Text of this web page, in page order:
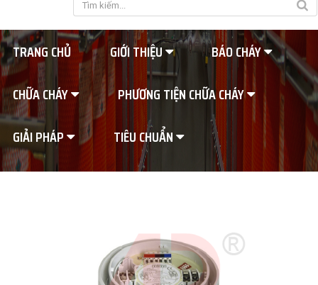
TRANG CHỦ GIỚI THIỆU
BÁO CHÁY
CHỮA CHÁY
PHƯƠNG TIỆN CHỮA CHÁY
GIẢI PHÁP
TIÊU CHUẨN